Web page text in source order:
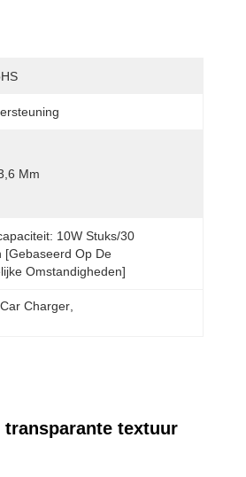
Mm
10W Stuks/30
[gebaseerd Op De
Omstandigheden]
Charger
textuur